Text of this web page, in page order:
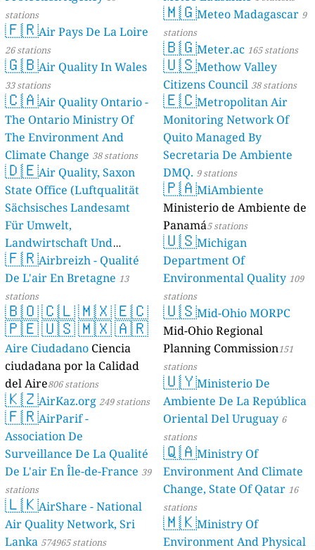
stations
🇫🇷Air Pays De La Loire
26 stations
🇬🇧Air Quality In Wales
33 stations
🇨🇦Air Quality Ontario -
The Ontario Ministry Of
The Environment And
Climate Change 38 stations
🇩🇪Air Quality, Saxon
State Office (Luftqualität
Sächsisches Landesamt
Für Umwelt,
Landwirtschaft Und
Geologie) 50 stations
🇫🇷Airbreizh - Qualité
De L'air En Bretagne 13
stations
🇧🇴🇨🇱🇲🇽🇪🇨
🇵🇪🇺🇸🇲🇽🇦🇷
Aire Ciudadano Ciencia
ciudadana por la Calidad
del Aire806 stations
🇰🇿AirKaz.org 249 stations
🇫🇷AirParif -
Association De
Surveillance De La Qualité
De L'air En Île-de-France 39
stations
🇱🇰AirShare - National
Air Quality Network, Sri
Lanka 574965 stations
🇲🇬Meteo Madagascar 9
stations
🇧🇬Meter.ac 165 stations
🇺🇸Methow Valley
Citizens Council 38 stations
🇪🇨Metropolitan Air
Monitoring Network Of
Quito Managed By
Secretaria De Ambiente
DMQ. 9 stations
🇵🇦MiAmbiente
Ministerio de Ambiente de
Panamá5 stations
🇺🇸Michigan
Department Of
Environmental Quality 109
stations
🇺🇸Mid-Ohio MORPC
Mid-Ohio Regional
Planning Commission151
stations
🇺🇾Ministerio De
Ambiente De La República
Oriental Del Uruguay 6
stations
🇶🇦Ministry Of
Environment And Climate
Change, State Of Qatar 16
stations
🇲🇰Ministry Of
Environment And Physical